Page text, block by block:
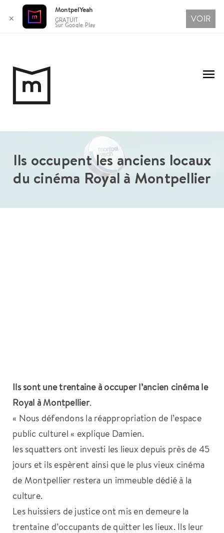
contenu
Ils occupent les anciens locaux
du cinéma Royal à Montpellier
Ils sont une trentaine à occuper l’ancien cinéma le
Royal à Montpellier.
« Nous défendons la réappropriation de l’espace
public culturel « explique Damien.
les squatters ont investi les lieux depuis près de 45
jours et ils espèrent ainsi que le plus vieux cinéma
de Montpellier restera un immeuble dédié à la
culture.
Les huissiers de justice ont mis en demeure la
trentaine d’occupants de quitter les lieux. Ils leur
✕
MontpelYeah
GRATUIT
Sur Google Play
VOIR